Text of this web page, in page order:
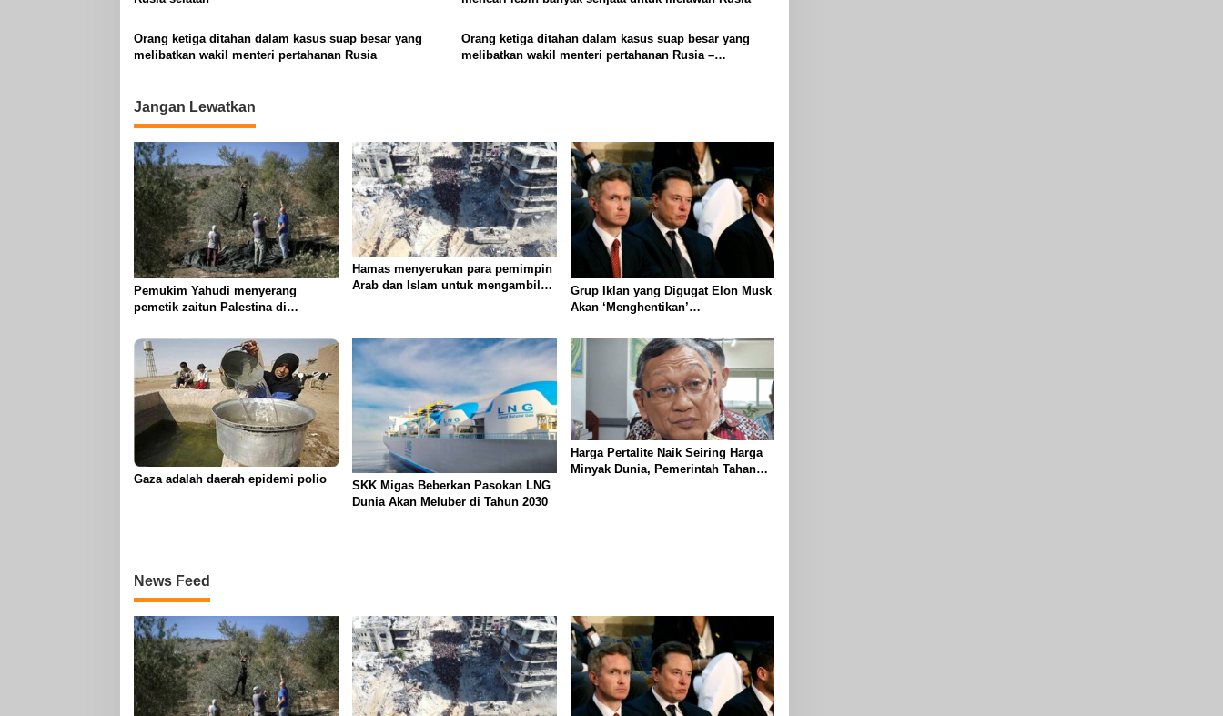
Orang ketiga ditahan dalam kasus suap besar yang
melibatkan wakil menteri pertahanan Rusia
Orang ketiga ditahan dalam kasus suap besar yang
melibatkan wakil menteri pertahanan Rusia –
Jangan Lewatkan
Pemukim Yahudi menyerang
pemetik zaitun Palestina di
Hamas menyerukan para pemimpin
Arab dan Islam untuk mengambil
Grup Iklan yang Digugat Elon Musk
Akan ‘Menghentikan’
Gaza adalah daerah epidemi polio
SKK Migas Beberkan Pasokan LNG
Dunia Akan Meluber di Tahun 2030
Harga Pertalite Naik Seiring Harga
Minyak Dunia, Pemerintah Tahan
News Feed